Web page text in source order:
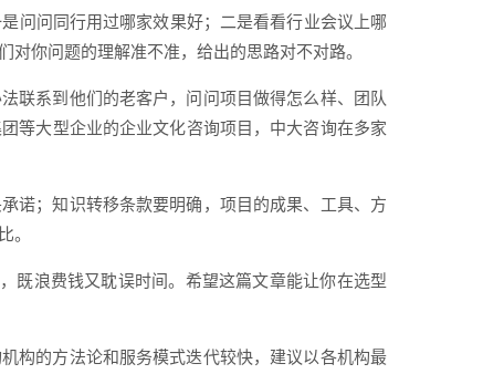
问问同行用过哪家效果好；二是看看行业会议上哪
你问题的理解准不准，给出的思路对不对路。
联系到他们的老客户，问问项目做得怎么样、团队
等大型企业的企业文化咨询项目，中大咨询在多家
诺；知识转移条款要明确，项目的成果、工具、方
。
既浪费钱又耽误时间。希望这篇文章能让你在选型
构的方法论和服务模式迭代较快，建议以各机构最